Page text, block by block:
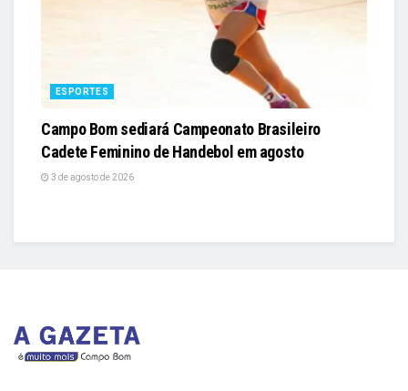
ESPORTES
Campo Bom sediará Campeonato Brasileiro
Cadete Feminino de Handebol em agosto
3 de agosto de 2026